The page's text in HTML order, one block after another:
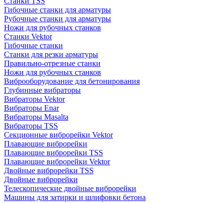
Гибочные станки для арматуры
Рубочные станки для арматуры
Ножи для рубочных станков
Станки Vektor
Гибочные станки
Станки для резки арматуры
Правильно-отрезные станки
Ножи для рубочных станков
Виброоборудование для бетонирования
Глубинные вибраторы
Вибраторы Vektor
Вибраторы Enar
Вибраторы Masalta
Вибраторы TSS
Секционные виброрейки Vektor
Плавающие виброрейки
Плавающие виброрейки TSS
Плавающие виброрейки Vektor
Двойные виброрейки TSS
Двойные виброрейки
Телескопические двойные виброрейки
Машины для затирки и шлифовки бетона